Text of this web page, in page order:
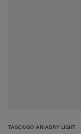
TASCIUGO ARIADRY LIGHT